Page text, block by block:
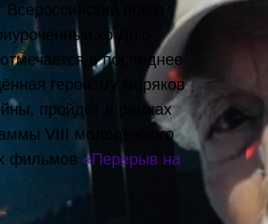
показ
ко Дню
в последнее
героизму моряков
пройдёт в рамках
VIII молодёжного
фильмов «Перерыв на